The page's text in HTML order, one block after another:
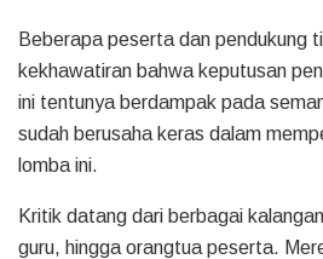
Beberapa peserta dan pendukung
kekhawatiran bahwa keputusan
ini tentunya berdampak pada
sudah berusaha keras dalam
lomba ini.
Kritik datang dari berbagai
guru, hingga orangtua peserta.